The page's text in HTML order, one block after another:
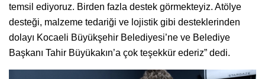
temsil ediyoruz. Birden fazla destek görmekteyiz. Atölye
desteği, malzeme tedariği ve lojistik gibi desteklerinden
dolayı Kocaeli Büyükşehir Belediyesi’ne ve Belediye
Başkanı Tahir Büyükakın’a çok teşekkür ederiz” dedi.